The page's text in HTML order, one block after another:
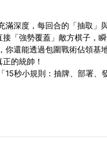
深度，每回合的「抽取」
「強勢覆蓋」敵方棋子，瞬
還能透過包圍戰術佔領基
的統帥！
秒小規則：抽牌、部署